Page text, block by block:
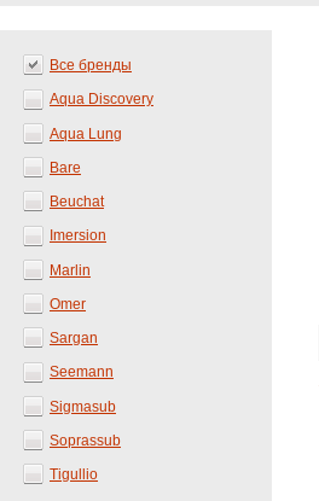
Все бренды
Aqua Discovery
Aqua Lung
Bare
Beuchat
Imersion
Marlin
Omer
Sargan
Seemann
Sigmasub
Soprassub
Tigullio